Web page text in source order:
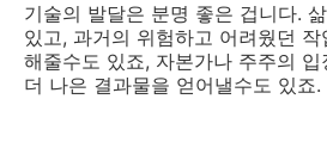
기술의 발달은 분명 좋은 겁니다.
있고, 과거의 위험하고 어려웠던
해줄수도 있죠, 자본가나 주주의
더 나은 결과물을 얻어낼수도 있죠.